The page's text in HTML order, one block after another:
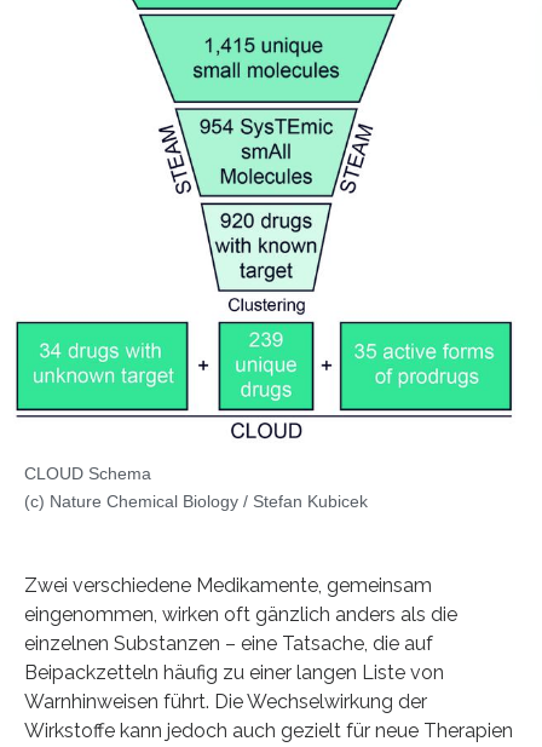
CLOUD Schema
(c) Nature Chemical Biology / Stefan Kubicek
Zwei verschiedene Medikamente, gemeinsam
eingenommen, wirken oft gänzlich anders als die
einzelnen Substanzen – eine Tatsache, die auf
Beipackzetteln häufig zu einer langen Liste von
Warnhinweisen führt. Die Wechselwirkung der
Wirkstoffe kann jedoch auch gezielt für neue Therapien